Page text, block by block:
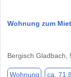
Wohnung zum
Bergisch Gladbach,
Wohnung ca.